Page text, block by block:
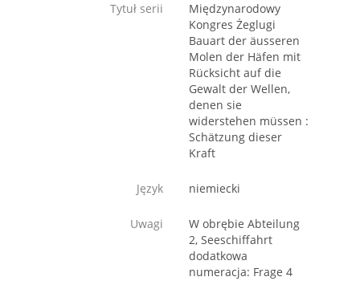
Tytuł serii
Międzynarodowy
Kongres Żeglugi
Bauart der äusseren
Molen der Häfen mit
Rücksicht auf die
Gewalt der Wellen,
denen sie
widerstehen müssen :
Schätzung dieser
Kraft
Język niemiecki
Uwagi
W obrębie Abteilung
2, Seeschiffahrt
dodatkowa
numeracja: Frage 4